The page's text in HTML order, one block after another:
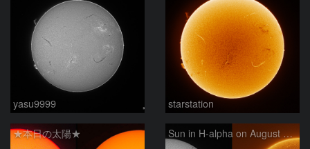
yasu9999 starstation
★本日の太陽★ Sun in H-alpha on August 6, 2026